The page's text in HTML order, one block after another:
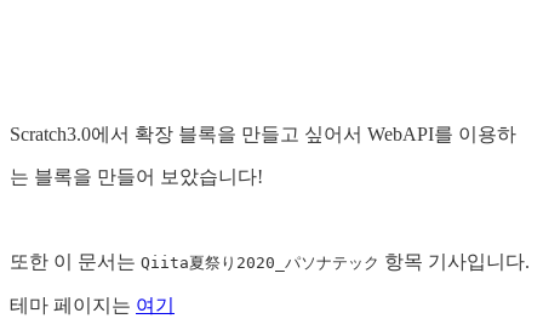
Scratch3.0에서 확장 블록을 만들고 싶어서 WebAPI를 이용하
는 블록을 만들어 보았습니다!
또한 이 문서는 Qiita夏祭り2020_パソナテック 항목 기사입니다.
테마 페이지는 여기